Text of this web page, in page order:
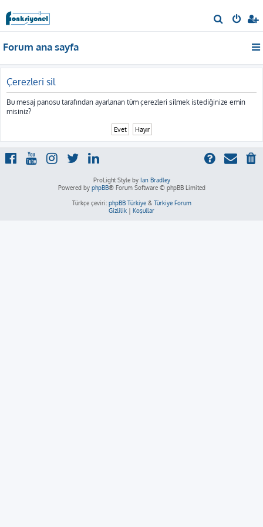
r
Forum ana sayfa
Çerezleri sil
Bu mesaj panosu tarafından ayarlanan tüm çerezleri silmek istediğinize emin
misiniz?
ProLight Style by Ian Bradley
Powered by phpBB® Forum Software © phpBB Limited
Türkçe çeviri: phpBB Türkiye& Türkiye Forum
Gizlilik | Koşullar